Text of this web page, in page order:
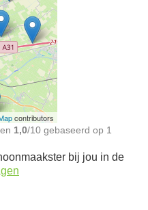
bij
contributors
1,0/10 gebaseerd op 1
bij jou in de